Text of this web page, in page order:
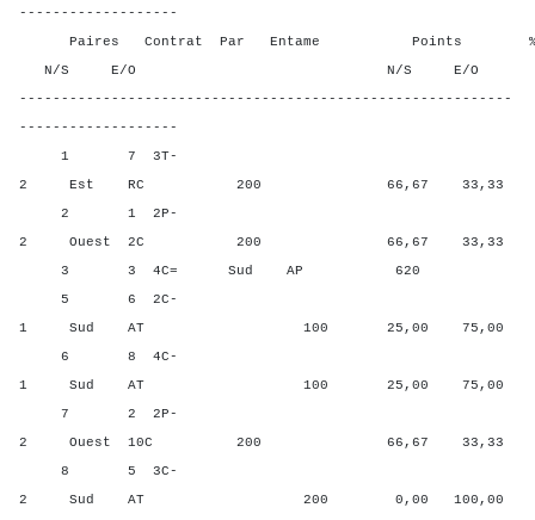
-------------------
Paires Contrat Par Entame Points %
N/S E/O N/S E/O N/
-----------------------------------------------------------
-------------------
1 7 3T-
2 Est RC 200 66,67 33,33
2 1 2P-
2 Ouest 2C 200 66,67 33,33
3 3 4C= Sud AP 620
5 6 2C-
1 Sud AT 100 25,00 75,00
6 8 4C-
1 Sud AT 100 25,00 75,00
7 2 2P-
2 Ouest 10C 200 66,67 33,33
8 5 3C-
2 Sud AT 200 0,00 100,00